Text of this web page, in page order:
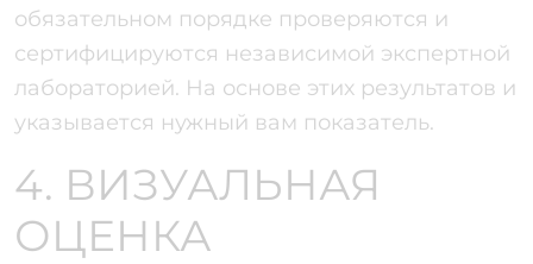
обязательном порядке проверяются и
сертифицируются независимой экспертной
лабораторией. На основе этих результатов и
указывается нужный вам показатель.
4. ВИЗУАЛЬНАЯ
ОЦЕНКА